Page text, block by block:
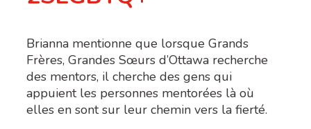
Brianna mentionne que lorsque Grands
Frères, Grandes Sœurs d’Ottawa recherche
des mentors, il cherche des gens qui
appuient les personnes mentorées là où
elles en sont sur leur chemin vers la fierté.